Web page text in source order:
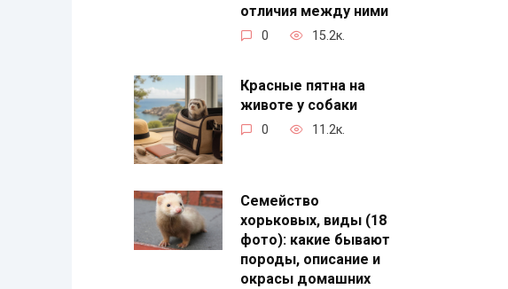
отличия между ними
0 15.2к.
Красные пятна на
животе у собаки
0 11.2к.
Семейство
хорьковых, виды (18
фото): какие бывают
породы, описание и
окрасы домашних